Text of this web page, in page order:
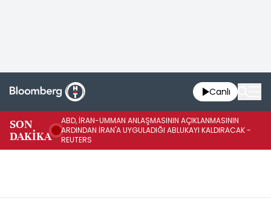
Canlı
SON
DAKİKA
ABD, İRAN-UMMAN ANLAŞMASININ AÇIKLANMASININ
ARDINDAN İRAN'A UYGULADIĞI ABLUKAYI KALDIRACAK -
REUTERS